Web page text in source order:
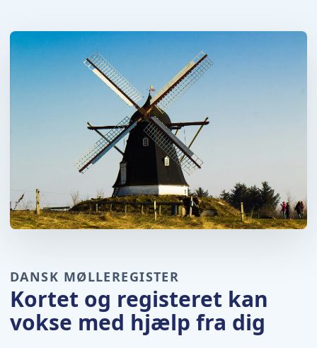
DANSK MØLLEREGISTER
Kortet og registeret kan
vokse med hjælp fra dig